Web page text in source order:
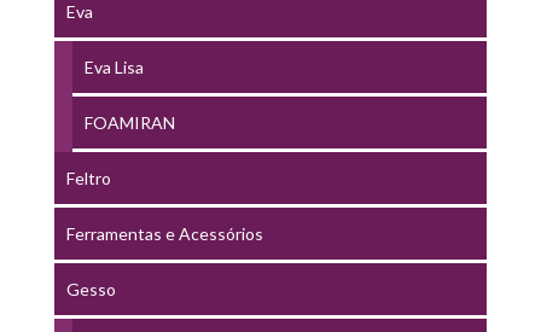
Eva
Eva Lisa
FOAMIRAN
Feltro
Ferramentas e Acessórios
Gesso